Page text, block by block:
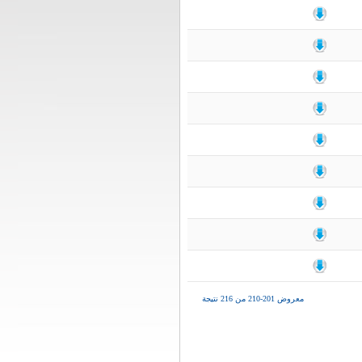
معروض 201-210 من 216 نتيجة